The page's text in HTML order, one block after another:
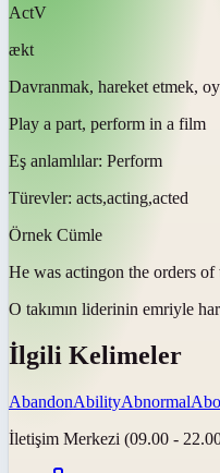
ActV
ækt
Davranmak, hareket etmek,
Play a part, perform in a film
Eş anlamlılar: Perform
Türevler: acts,acting,acted
Örnek Cümle
He was actingon the orders of
O takımın liderinin emriyle
İlgili Kelimeler
AbandonAbilityAbnormal
İletişim Merkezi (09.00 -